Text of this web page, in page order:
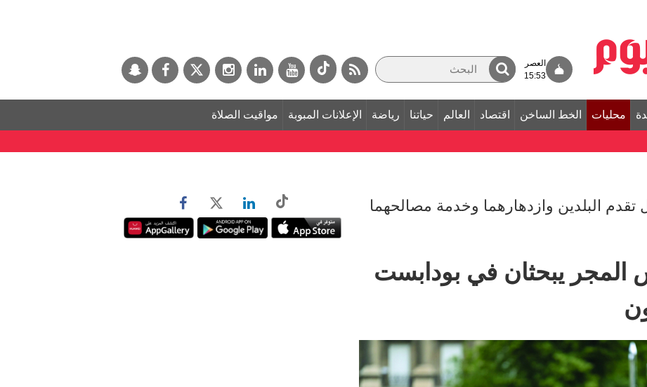
العصر
15:53
محليات الخط الساخن اقتصاد العالم حياتنا رياضة الإعلانات المبوبة مواقيت الصلاة
البلدين وازدهارهما وخدمة مصالحهما
المجر يبحثان في بودابست